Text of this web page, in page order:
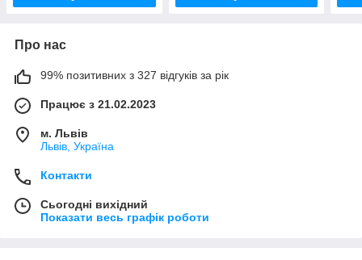
Про нас
99% позитивних з 327 відгуків за рік
Працює з 21.02.2023
м. Львів
Львів, Україна
Контакти
Сьогодні вихідний
Показати весь графік роботи